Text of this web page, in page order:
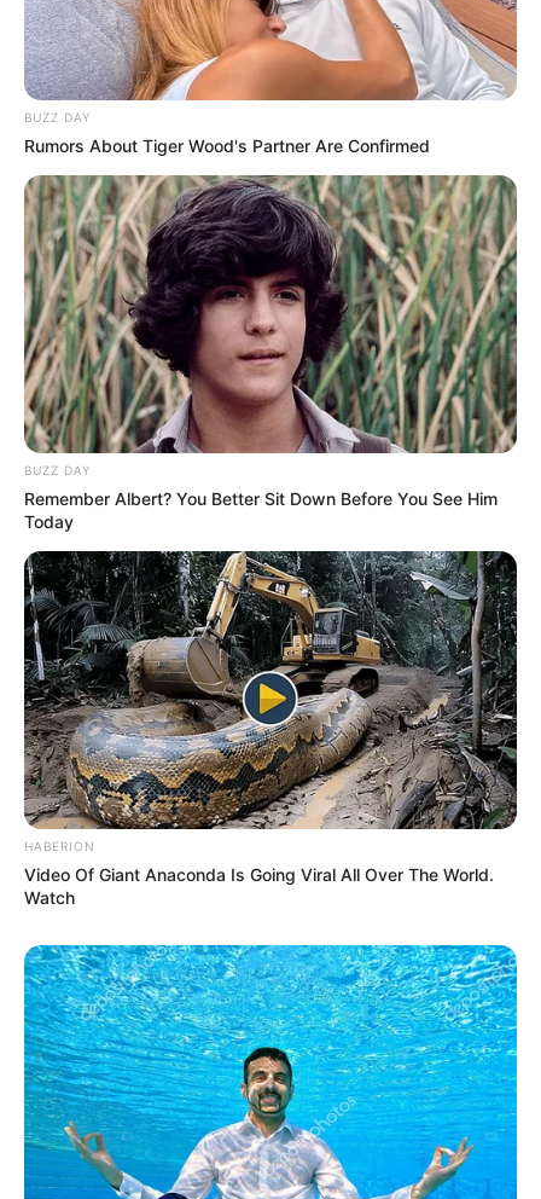
BUZZ DAY
Rumors About Tiger Wood's Partner Are Confirmed
BUZZ DAY
Remember Albert? You Better Sit Down Before You See Him
Today
HABERION
Video Of Giant Anaconda Is Going Viral All Over The World.
Watch